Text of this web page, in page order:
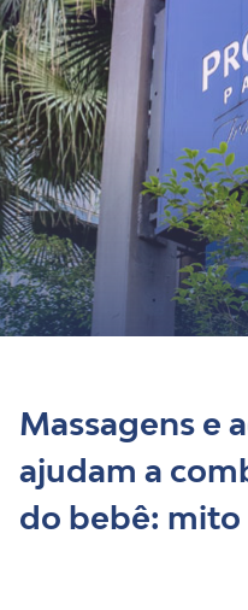
Blog
Massagens e
ajudam a
do bebê: mito